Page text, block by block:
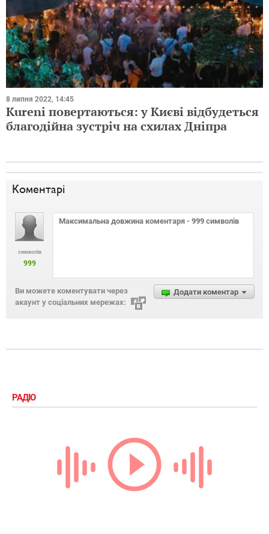
8 липня 2022, 14:45
​​Kureni повертаються: у Києві відбудеться
благодійна зустріч на схилах Дніпра
Коментарі
символів
999
Додати коментар
Ви можете коментувати через
акаунт у соціальних мережах:
РАДІО